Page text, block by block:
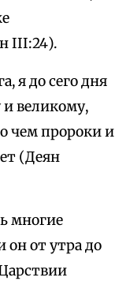
III:24).
я до сего дня
и великому,
чем пророки и
(Деян
многие
от утра до